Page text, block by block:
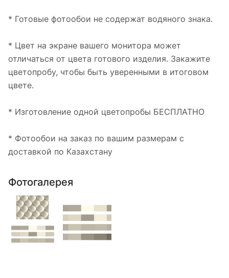
* Готовые фотообои не содержат водяного знака.
* Цвет на экране вашего монитора может
отличаться от цвета готового изделия. Закажите
цветопробу, чтобы быть уверенными в итоговом
цвете.
* Изготовление одной цветопробы БЕСПЛАТНО
* Фотообои на заказ по вашим размерам с
доставкой по Казахстану
Фотогалерея